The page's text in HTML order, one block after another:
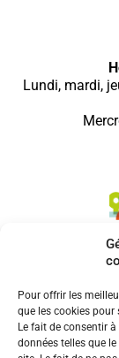
Pour offrir les
que les cookies
Le fait de consentir
données telles que
Lundi, mardi,